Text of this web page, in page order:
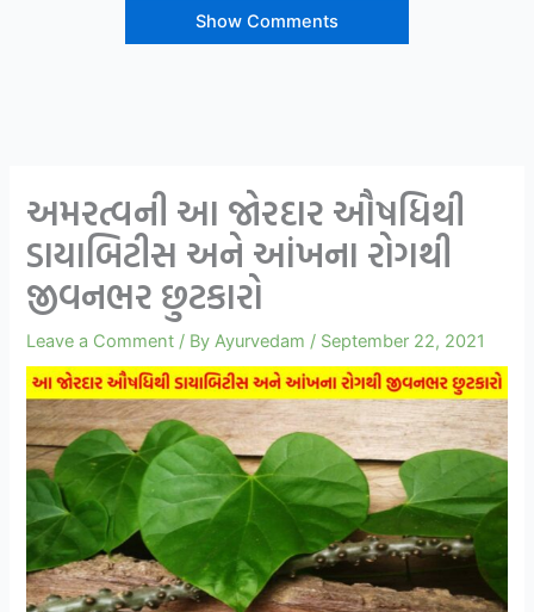
Show Comments
અમરત્વની આ જોરદાર ઔષધિથી
ડાયાબિટીસ અને આંખના રોગથી
જીવનભર છુટકારો
Leave a Comment / ByAyurvedam / September 22, 2021